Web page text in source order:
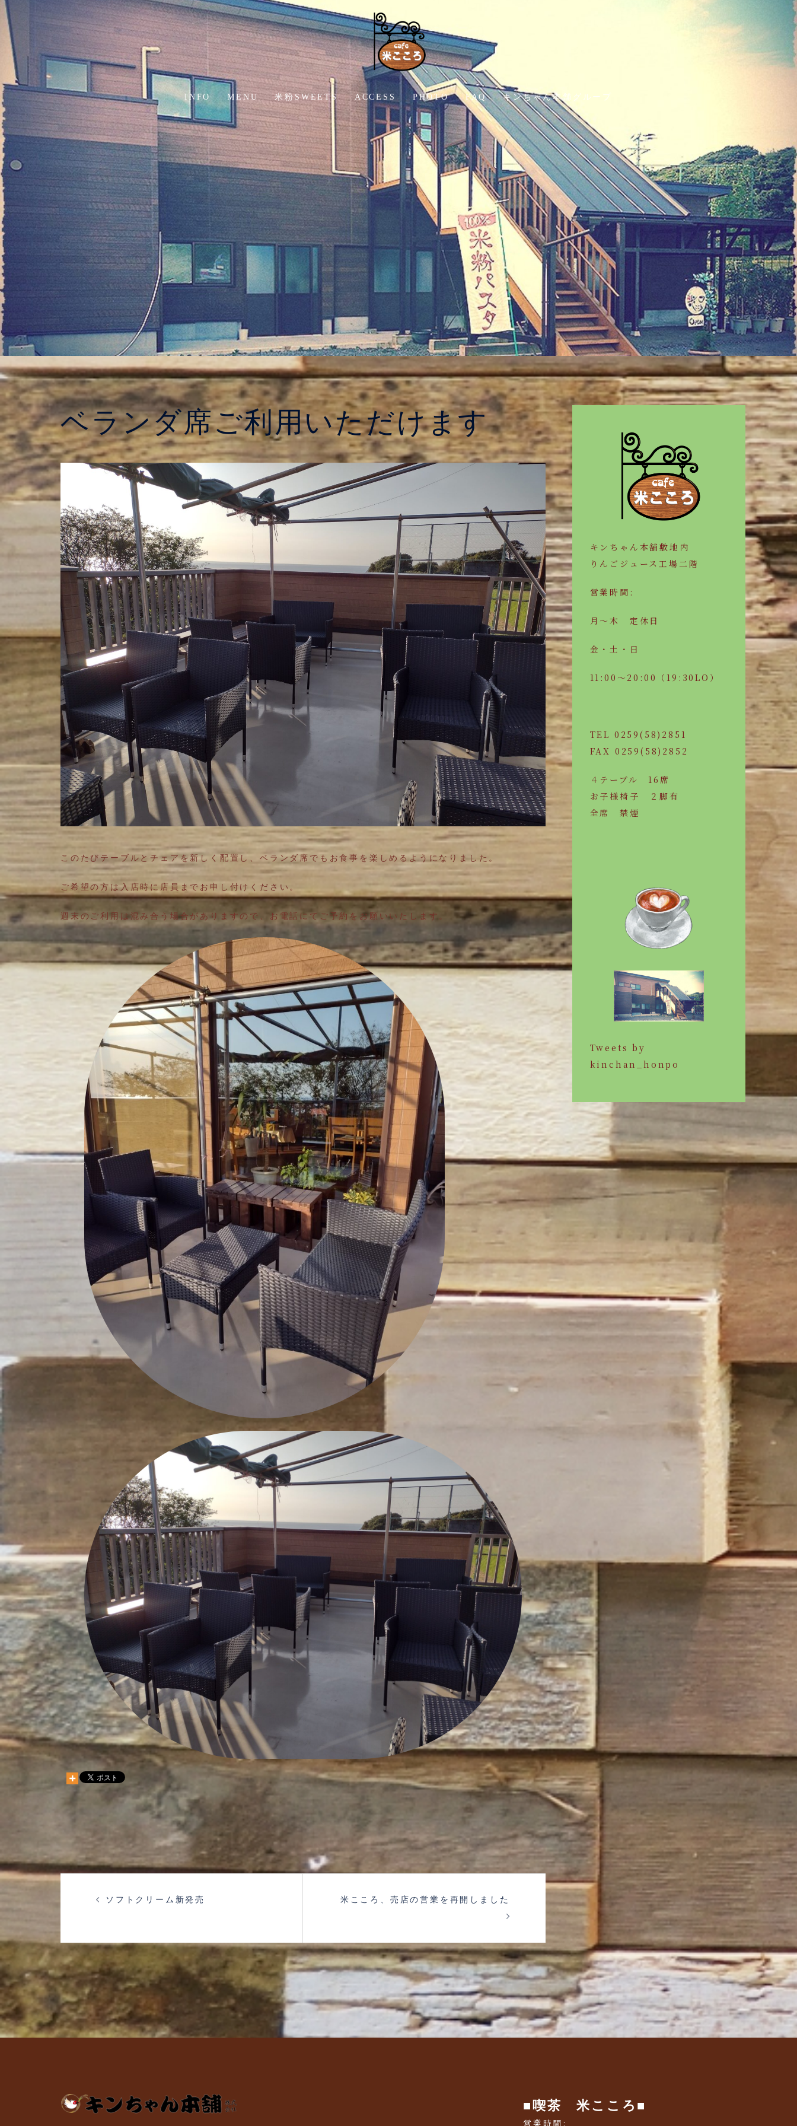
コ
ン
へ
ス
キ
ッ
プ
INFO MENU 米粉SWEETS ACCESS PHOTO FAQ キンちゃん本舗グループ
ベランダ席ご利用いただけます
このたびテーブルとチェアを新しく配置し、ベランダ席でもお食事を楽しめるようになりました。
ご希望の方は入店時に店員までお申し付けください。
週末のご利用は混み合う場合がありますので、お電話にてご予約をお願いいたします。
投
ナ
ビ
ゲ
ー
シ
ン
ソフトクリーム新発売 米こころ、売店の営業を再開しました
キンちゃん本舗敷地内
りんごジュース工場二階
営業時間:
月～木 定休日
金・土・日
11:00～20:00（19:30LO）
TEL 0259(58)2851
FAX 0259(58)2852
４テーブル 16席
お子様椅子 ２脚有
全席 禁煙
Tweets by
kinchan_honpo
■喫茶 米こころ■
営業時間: